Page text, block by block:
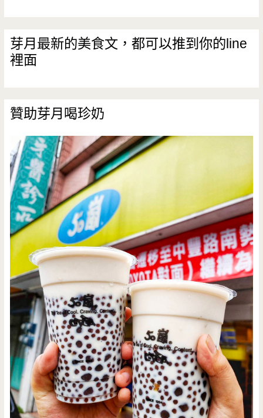
(結
束
芽月最新的美食文，都可以推到你的line
裡面
贊助芽月喝珍奶